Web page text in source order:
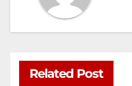
Related Post